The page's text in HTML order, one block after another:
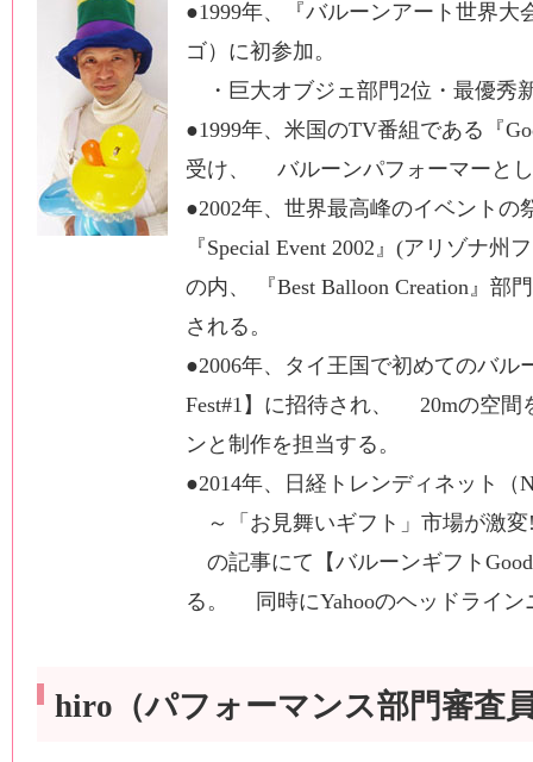
●1999年、『バルーンアート世界
ゴ）に初参加。
・巨大オブジェ部門2位・最優秀
●1999年、米国のTV番組である『
受け、 バルーンパフォーマーと
●2002年、世界最高峰のイベントの
『Special Event 2002』(アリゾナ
の内、 『Best Balloon Creation』部
される。
●2006年、タイ王国で初めてのバル
Fest#1】に招待され、 20mの空間
ンと制作を担当する。
●2014年、日経トレンディネット（
～「お見舞いギフト」市場が激変
の記事にて【バルーンギフト
る。 同時にYahooのヘッドライン
hiro（パフォーマンス部門審査